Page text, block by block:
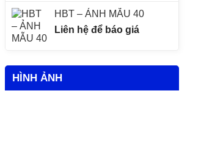
HBT – ẢNH MẪU 40
Liên hệ để báo giá
HÌNH ẢNH